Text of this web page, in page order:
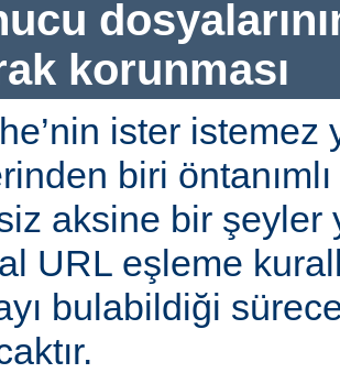
korunması
ister istemez
biri
aksine bir şeyler
URL eşleme
bulabildiği